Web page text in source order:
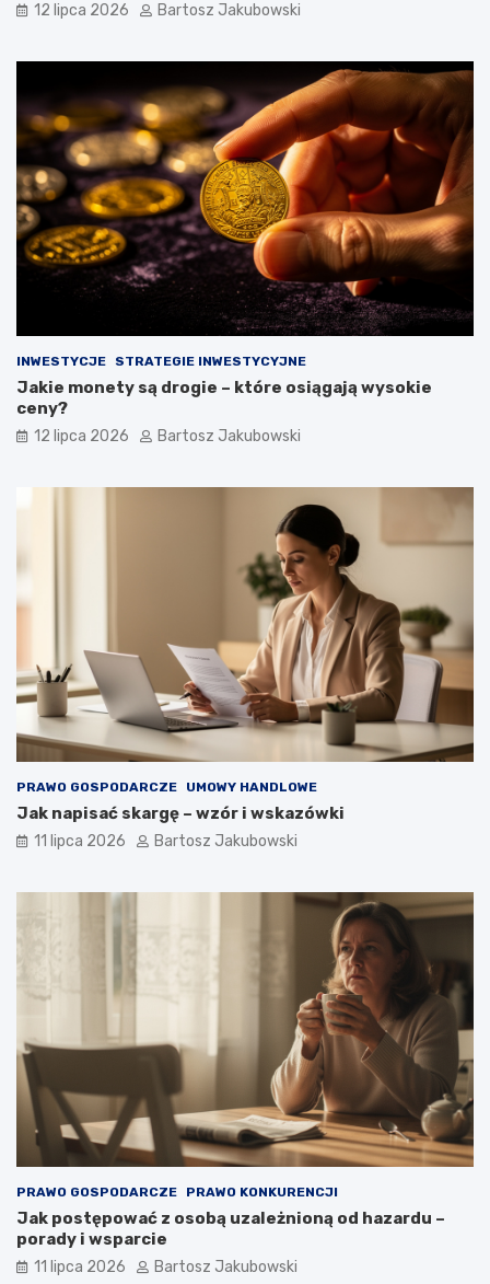
12 lipca 2026 Bartosz Jakubowski
INWESTYCJE STRATEGIE INWESTYCYJNE
Jakie monety są drogie – które osiągają wysokie
ceny?
12 lipca 2026 Bartosz Jakubowski
PRAWO GOSPODARCZE UMOWY HANDLOWE
Jak napisać skargę – wzór i wskazówki
11 lipca 2026 Bartosz Jakubowski
PRAWO GOSPODARCZE PRAWO KONKURENCJI
Jak postępować z osobą uzależnioną od hazardu –
porady i wsparcie
11 lipca 2026 Bartosz Jakubowski